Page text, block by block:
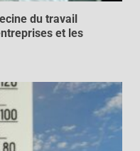
du travail
et les